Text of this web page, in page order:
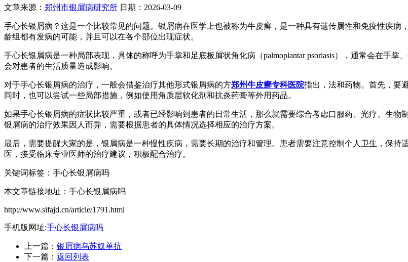
文章来源： 郑州市银屑病研究所 日期：2026-03-09
手心长银屑病？这是一个比较常见的问题。银屑病在医学上也被称为牛皮癣，是一种具有遗传属性和免疫性疾
龄组都有发病的可能，并且可以在各个部位出现症状。
手心长银屑病是一种局部表现，具体的称呼为手掌和足底板屑状角化病（palmoplantar psoriasis），通常会在手
会对患者的生活质量造成影响。
对于手心长银屑病的治疗，一般会借鉴治疗其他形式银屑病的方郑州牛皮癣专科医院指出，法和药物。首先，要
同时，也可以尝试一些局部措施，例如使用角质层软化剂和抗炎药膏等外用药品。
如果手心长银屑病的症状比较严重，或者已经影响到患者的日常生活，那么就需要综合考虑口服药、光疗、生物
银屑病的治疗效果因人而异，需要根据患者的具体情况选择相应的治疗方案。
最后，需要提醒大家的是，银屑病是一种慢性疾病，需要长期的治疗和管理。患者需要注意控制个人卫生，保
医，接受临床专业医师的治疗建议，积极配合治疗。
关键词标签：手心长银屑病吗
本文章链接地址：手心长银屑病吗
http://www.sifajd.cn/article/1791.html
手机版网址:手心长银屑病吗
上一篇： 银屑病乌苏奴单抗
下一篇： 返回列表